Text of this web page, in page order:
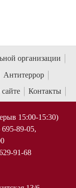
организации
Антитеррор
Контакты
15:00-15:30)
89-05,
91-68